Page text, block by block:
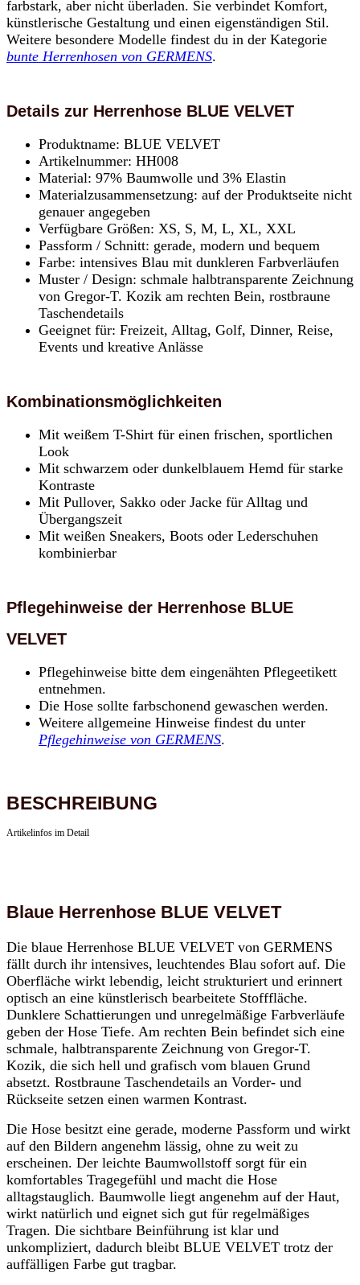
farbstark, aber nicht überladen. Sie verbindet Komfort,
künstlerische Gestaltung und einen eigenständigen Stil.
Weitere besondere Modelle findest du in der Kategorie
bunte Herrenhosen von GERMENS.
Details zur Herrenhose BLUE VELVET
Produktname: BLUE VELVET
Artikelnummer: HH008
Material: 97% Baumwolle und 3% Elastin
Materialzusammensetzung: auf der Produktseite nicht
genauer angegeben
Verfügbare Größen: XS, S, M, L, XL, XXL
Passform / Schnitt: gerade, modern und bequem
Farbe: intensives Blau mit dunkleren Farbverläufen
Muster / Design: schmale halbtransparente Zeichnung
von Gregor-T. Kozik am rechten Bein, rostbraune
Taschendetails
Geeignet für: Freizeit, Alltag, Golf, Dinner, Reise,
Events und kreative Anlässe
Kombinationsmöglichkeiten
Mit weißem T-Shirt für einen frischen, sportlichen
Look
Mit schwarzem oder dunkelblauem Hemd für starke
Kontraste
Mit Pullover, Sakko oder Jacke für Alltag und
Übergangszeit
Mit weißen Sneakers, Boots oder Lederschuhen
kombinierbar
Pflegehinweise der Herrenhose BLUE
VELVET
Pflegehinweise bitte dem eingenähten Pflegeetikett
entnehmen.
Die Hose sollte farbschonend gewaschen werden.
Weitere allgemeine Hinweise findest du unter
Pflegehinweise von GERMENS.
BESCHREIBUNG
Artikelinfos im Detail
Blaue Herrenhose BLUE VELVET
Die blaue Herrenhose BLUE VELVET von GERMENS
fällt durch ihr intensives, leuchtendes Blau sofort auf. Die
Oberfläche wirkt lebendig, leicht strukturiert und erinnert
optisch an eine künstlerisch bearbeitete Stofffläche.
Dunklere Schattierungen und unregelmäßige Farbverläufe
geben der Hose Tiefe. Am rechten Bein befindet sich eine
schmale, halbtransparente Zeichnung von Gregor-T.
Kozik, die sich hell und grafisch vom blauen Grund
absetzt. Rostbraune Taschendetails an Vorder- und
Rückseite setzen einen warmen Kontrast.
Die Hose besitzt eine gerade, moderne Passform und wirkt
auf den Bildern angenehm lässig, ohne zu weit zu
erscheinen. Der leichte Baumwollstoff sorgt für ein
komfortables Tragegefühl und macht die Hose
alltagstauglich. Baumwolle liegt angenehm auf der Haut,
wirkt natürlich und eignet sich gut für regelmäßiges
Tragen. Die sichtbare Beinführung ist klar und
unkompliziert, dadurch bleibt BLUE VELVET trotz der
auffälligen Farbe gut tragbar.